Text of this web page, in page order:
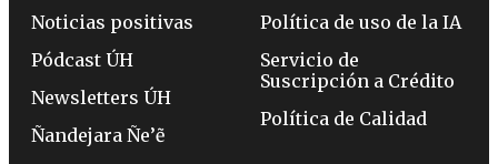
Noticias positivas
Pódcast ÚH
Newsletters ÚH
Ñandejara Ñe’ẽ
Política de uso de la IA
Servicio de
Suscripción a Crédito
Política de Calidad